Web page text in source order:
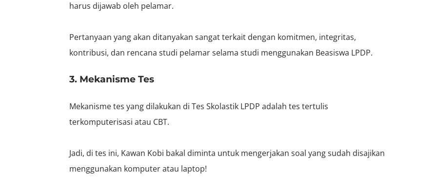
harus dijawab oleh pelamar.
Pertanyaan yang akan ditanyakan sangat terkait dengan komitmen, integritas,
kontribusi, dan rencana studi pelamar selama studi menggunakan Beasiswa LPDP.
3. Mekanisme Tes
Mekanisme tes yang dilakukan di Tes Skolastik LPDP adalah tes tertulis
terkomputerisasi atau CBT.
Jadi, di tes ini, Kawan Kobi bakal diminta untuk mengerjakan soal yang sudah disajikan
menggunakan komputer atau laptop!